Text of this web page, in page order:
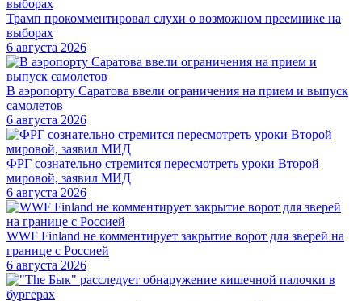
Трамп прокомментировал слухи о возможном преемнике на
выборах
6 августа 2026
В аэропорту Саратова ввели ограничения на прием и выпуск
самолетов
6 августа 2026
ФРГ сознательно стремится пересмотреть уроки Второй
мировой, заявил МИД
6 августа 2026
WWF Finland не комментирует закрытие ворот для зверей на
границе с Россией
6 августа 2026